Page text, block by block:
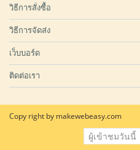
วิธีการสั่งซื้อ
วิธีการจัดส่ง
เว็บบอร์ด
ติดต่อเรา
Copy right by makewebeasy.com
ผู้เข้าชมวันนี้